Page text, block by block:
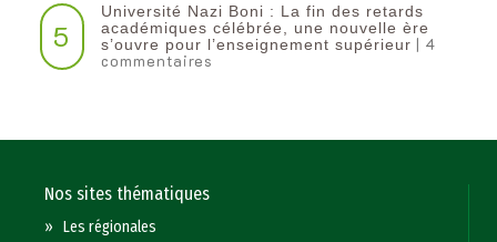
5
Université Nazi Boni : La fin des retards
académiques célébrée, une nouvelle ère
s’ouvre pour l’enseignement supérieur | 4
commentaires
Nos sites thématiques
»Les régionales